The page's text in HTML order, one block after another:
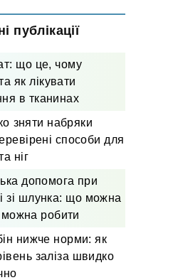
публікації
що це, чому
як лікувати
в тканинах
зняти набряки
способи для
ніг
допомога при
зі шлунка: що можна
можна робити
нижче норми: як
заліза швидко